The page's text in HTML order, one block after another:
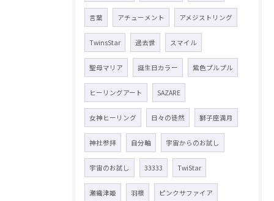
言葉 アチューメント アメジストリング
TwinsStar 過去世 スマイル
聖母マリア 誕生日カラー 紫色プルプル
ヒーリングアート SAZARE
女神ヒーリング 日々の徒然 獅子座満月
神社参拝 自分軸 宇宙からのお試し
宇宙のお試し 33333 TwiStar
瀬織津姫 羽根 ピンクサファイア